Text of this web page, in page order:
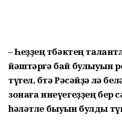
– Һеҙҙең төбәктең
йәштәргә бай булыуын
түгел, бөтә Рәсәйҙә лә
зонаға инеүегеҙҙең бер
һәләтле быуын булды